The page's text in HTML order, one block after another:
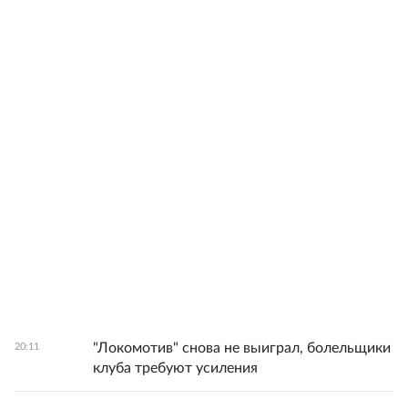
20:11
"Локомотив" снова не выиграл, болельщики
клуба требуют усиления